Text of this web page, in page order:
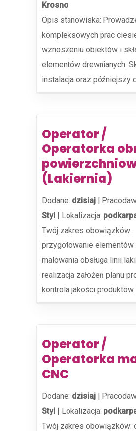
Krosno
Opis stanowiska:
kompleksowych prac
wznoszeniu obiektów i
elementów drewnianych.
instalacja oraz późniejszy
Operator /
Operatorka
(Lakiernia)
Dodane: dzisiaj |
Styl | Lokalizacja:
Twój zakres obowiązków:
przygotowanie elementów
malowania obsługa linii
realizacja założeń planu
kontrola jakości produktów
Operator /
Operatorka
CNC
Dodane: dzisiaj |
Styl | Lokalizacja:
Twój zakres obowiązków: